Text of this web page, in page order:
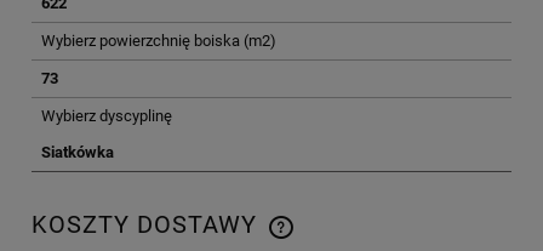
Wybierz powierzchnię boiska (m2)
73
Wybierz dyscyplinę
Siatkówka
KOSZTY DOSTAWY
CENA NIE ZAWIERA EWENTUALNYCH KOSZTÓW